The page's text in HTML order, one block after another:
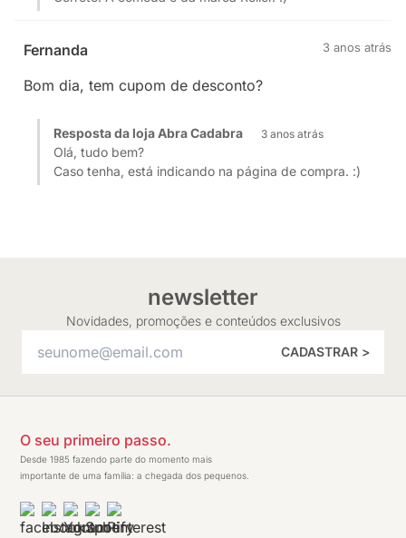
Fernanda 3 anos atrás
Bom dia, tem cupom de desconto?
Resposta da loja Abra Cadabra 3 anos atrás
Olá, tudo bem?
Caso tenha, está indicando na página de compra. :)
newsletter
Novidades, promoções e conteúdos exclusivos
CADASTRAR >
O seu primeiro passo.
Desde 1985 fazendo parte do momento mais
importante de uma família: a chegada dos pequenos.